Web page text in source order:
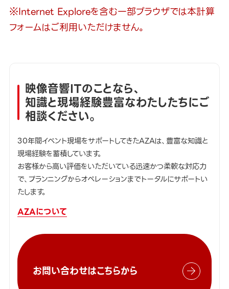
※Internet Exploreを含む一部ブラウザでは本計算
フォームはご利用いただけません。
映像音響ITのことなら、
知識と現場経験豊富なわたしたちにご
相談ください。
30年間イベント現場をサポートしてきたAZAは、豊富な知識と
現場経験を蓄積しています。
お客様から高い評価をいただいている迅速かつ柔軟な対応力
で、プランニングからオペレーションまでトータルにサポートい
たします。
AZAについて
お問い合わせはこちらから